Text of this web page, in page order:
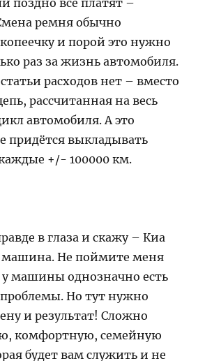
поздно все платят –
ремня обычно
и порой это нужно
раз за жизнь автомобиля.
расходов нет – вместо
рассчитанная на весь
автомобиля. А это
придётся выкладывать
+/- 100000 км.
в глаза и скажу – Киа
машина. Не поймите меня
машины однозначно есть
Но тут нужно
и результат! Сложно
комфортную, семейную
будет вам служить и не